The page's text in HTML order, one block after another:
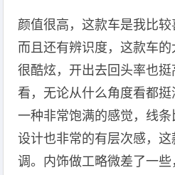
颜值很高，这款车是我比
而且还有辨识度，这款车的
很酷炫，开出去回头率也
看，无论从什么角度看都
一种非常饱满的感觉，线
设计也非常的有层次感，
调。内饰做工略微差了一